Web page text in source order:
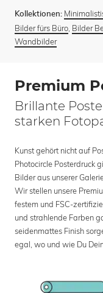
Kollektionen:
Bilder fürs Büro, Bilder
Wandbilder
Premium
Brillante
starken
Kunst gehört nicht auf
Photocircle Posterdruck
Bilder aus unserer
Wir stellen unsere
festem und FSC-
und strahlende Farben
seidenmattes Finish
egal, wo und wie Du